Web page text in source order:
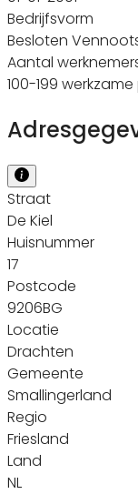
Bedrijfsvorm
Besloten
Aantal
100-199
Straat
De Kiel
Huisnummer
17
Postcode
9206BG
Locatie
Drachten
Gemeente
Smallingerland
Regio
Friesland
Land
NL